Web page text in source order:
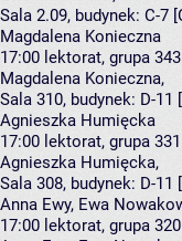
Sala 2.09, budynek: C-7
Magdalena Konieczna
17:00 lektorat, grupa 343
Magdalena Konieczna,
Sala 310, budynek: D-11
Agnieszka Humięcka
17:00 lektorat, grupa 331
Agnieszka Humięcka,
Sala 308, budynek: D-11
Anna Ewy, Ewa
17:00 lektorat, grupa 320